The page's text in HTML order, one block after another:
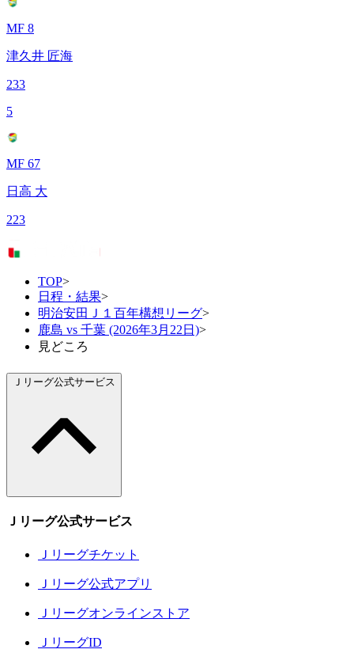
MF 8
津久井 匠海
233
5
MF 67
日高 大
223
TOP>
日程・結果>
明治安田Ｊ１百年構想リーグ>
鹿島 vs 千葉 (2026年3月22日)>
見どころ
Ｊリーグ公式サービス
Ｊリーグ公式サービス
Ｊリーグチケット
Ｊリーグ公式アプリ
Ｊリーグオンラインストア
ＪリーグID